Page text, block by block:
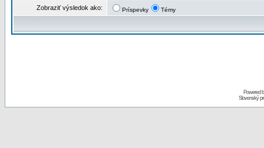
Zobraziť výsledok ako: Príspevky Témy
Powered
Slovenský